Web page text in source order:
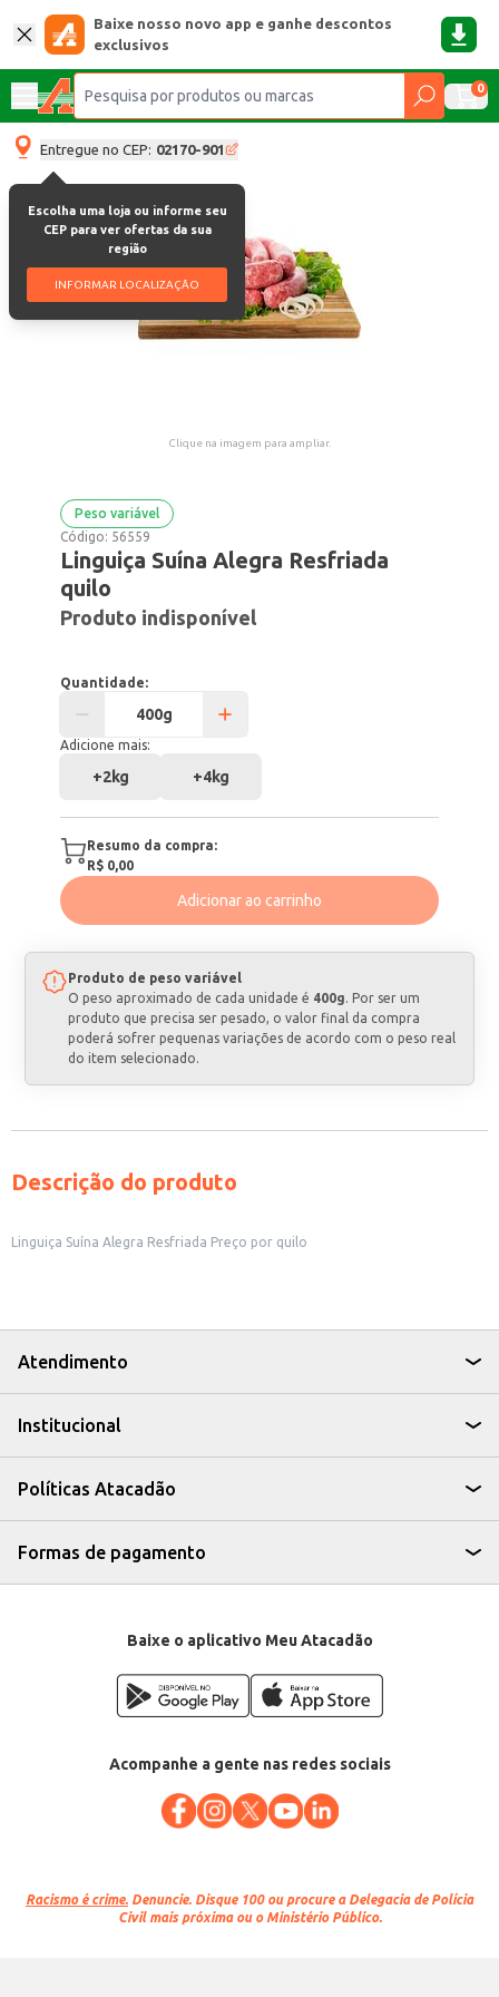
Baixe nosso novo app e ganhe descontos
exclusivos
0
Entregue no CEP: 02170-901
Escolha uma loja ou informe seu
CEP para ver ofertas da sua
região
INFORMAR LOCALIZAÇÃO
Clique na imagem para ampliar.
Peso variável
Código: 56559
Linguiça Suína Alegra Resfriada
quilo
Produto indisponível
Quantidade:
Adicione mais:
+2kg +4kg
Resumo da compra:
R$ 0,00
Adicionar ao carrinho
Produto de peso variável
O peso aproximado de cada unidade é 400g. Por ser um
produto que precisa ser pesado, o valor final da compra
poderá sofrer pequenas variações de acordo com o peso real
do item selecionado.
Descrição do produto
Linguiça Suína Alegra Resfriada Preço por quilo
Atendimento
Institucional
Políticas Atacadão
Formas de pagamento
Baixe o aplicativo Meu Atacadão
Acompanhe a gente nas redes sociais
Racismo é crime. Denuncie. Disque 100 ou procure a Delegacia de Polícia
Civil mais próxima ou o Ministério Público.